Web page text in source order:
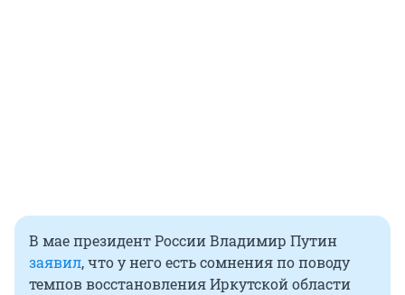
В мае президент России Владимир Путин
заявил, что у него есть сомнения по поводу
темпов восстановления Иркутской области